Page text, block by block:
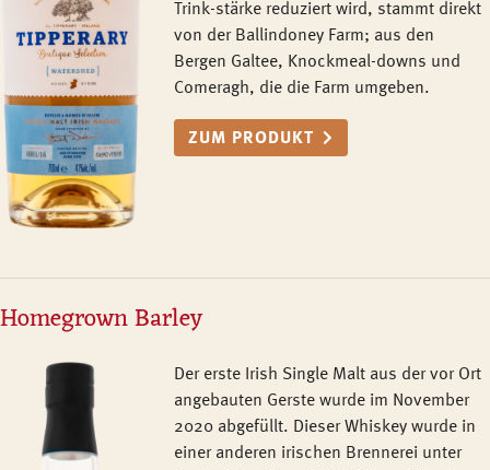
Trink-stärke reduziert wird, stammt direkt
von der Ballindoney Farm; aus den
Bergen Galtee, Knockmeal-downs und
Comeragh, die die Farm umgeben.
ZUM PRODUKT
Homegrown Barley
Der erste Irish Single Malt aus der vor Ort
angebauten Gerste wurde im November
2020 abgefüllt. Dieser Whiskey wurde in
einer anderen irischen Brennerei unter